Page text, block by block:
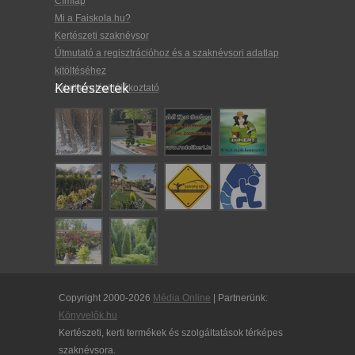
Mi a Faiskola.hu?
Kertészeti szaknévsor
Útmutató a regisztrációhoz és a szaknévsori adatlap
kitöltéséhez
Adatkezelési tájékoztató
Kertészetek
Copyright 2000-2026 Média Online | Partnerünk:
Könyvelők.hu
Kertészeti, kerti termékek és szolgáltatások térképes
szaknévsora.